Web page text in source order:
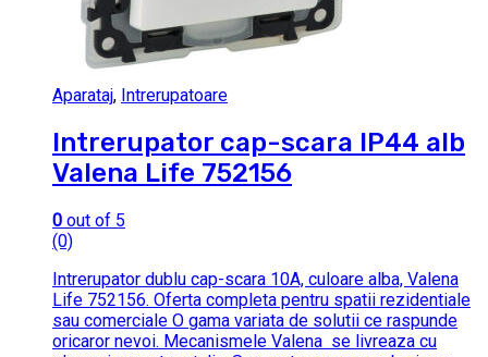
Aparataj, Intrerupatoare
Intrerupator cap-scara IP44 alb
Valena Life 752156
0 out of 5
(0)
Intrerupator dublu cap-scara 10A, culoare alba, Valena
Life 752156. Oferta completa pentru spatii rezidentiale
sau comerciale O gama variata de solutii ce raspunde
oricaror nevoi. Mecanismele Valena se livreaza cu